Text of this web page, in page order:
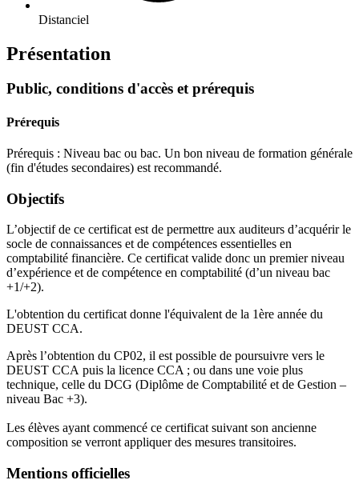
Distanciel
Présentation
Public, conditions d'accès et prérequis
Prérequis
Prérequis : Niveau bac ou bac. Un bon niveau de formation générale
(fin d'études secondaires) est recommandé.
Objectifs
L’objectif de ce certificat est de permettre aux auditeurs d’acquérir le
socle de connaissances et de compétences essentielles en
comptabilité financière. Ce certificat valide donc un premier niveau
d’expérience et de compétence en comptabilité (d’un niveau bac
+1/+2).
L'obtention du certificat donne l'équivalent de la 1ère année du
DEUST CCA.
Après l’obtention du CP02, il est possible de poursuivre vers le
DEUST CCA puis la licence CCA ; ou dans une voie plus
technique, celle du DCG (Diplôme de Comptabilité et de Gestion –
niveau Bac +3).
Les élèves ayant commencé ce certificat suivant son ancienne
composition se verront appliquer des mesures transitoires.
Mentions officielles